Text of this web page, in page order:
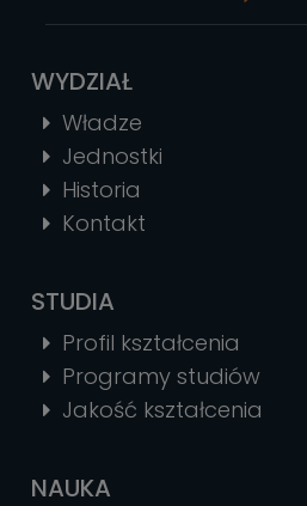
WYDZIAŁ
Władze
Jednostki
Historia
Kontakt
STUDIA
Profil kształcenia
Programy studiów
Jakość kształcenia
NAUKA